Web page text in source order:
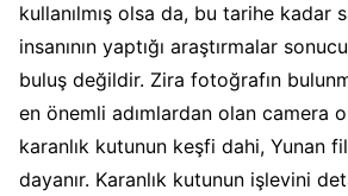
kullanılmış olsa da, bu tarihe kadar
insanının yaptığı araştırmalar
buluş değildir. Zira fotoğrafın
en önemli adımlardan olan camera
karanlık kutunun keşfi dahi, Yunan
dayanır. Karanlık kutunun işlevini